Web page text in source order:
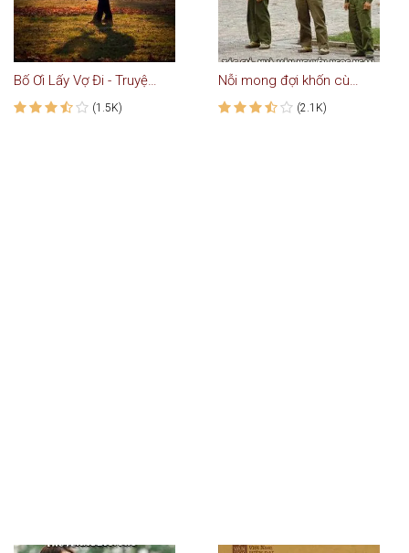
Bố Ơi Lấy Vợ Đi - Truyện Ngắn
(1.5K)
Nỗi mong đợi khốn cùng
(2.1K)